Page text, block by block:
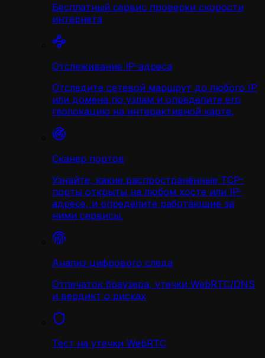
Бесплатный сервис проверки скорости
интернета
Отслеживание IP-адреса
Отследите сетевой маршрут до любого IP
или домена по узлам и определите его
геолокацию на интерактивной карте.
Сканер портов
Узнайте, какие распространённые TCP-
порты открыты на любом хосте или IP-
адресе, и определите работающие за
ними сервисы.
Анализ цифрового следа
Отпечаток браузера, утечки WebRTC/DNS
и вердикт о рисках
Тест на утечки WebRTC